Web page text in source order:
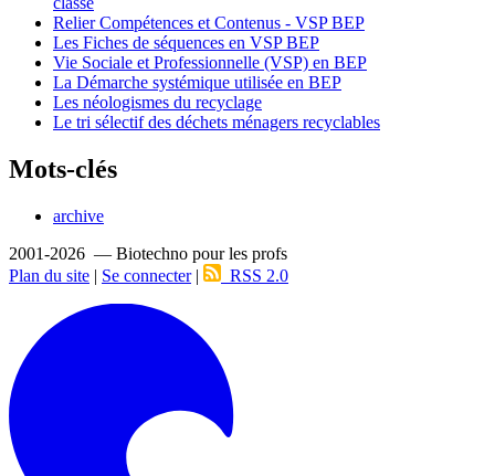
Relier Compétences et Contenus - VSP BEP
Les Fiches de séquences en VSP BEP
Vie Sociale et Professionnelle (VSP) en BEP
La Démarche systémique utilisée en BEP
Les néologismes du recyclage
Le tri sélectif des déchets ménagers recyclables
Mots-clés
archive
2001-2026 — Biotechno pour les profs
Plan du site | Se connecter| RSS 2.0